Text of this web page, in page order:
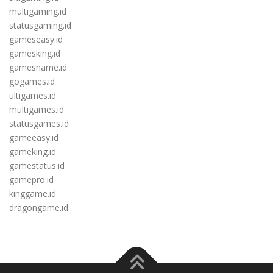
multigaming.id
statusgaming.id
gameseasy.id
gamesking.id
gamesname.id
gogames.id
ultigames.id
multigames.id
statusgames.id
gameeasy.id
gameking.id
gamestatus.id
gamepro.id
kinggame.id
dragongame.id